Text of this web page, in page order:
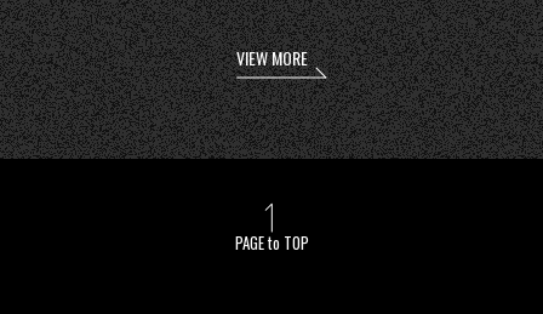
VIEW MORE
PAGE to TOP